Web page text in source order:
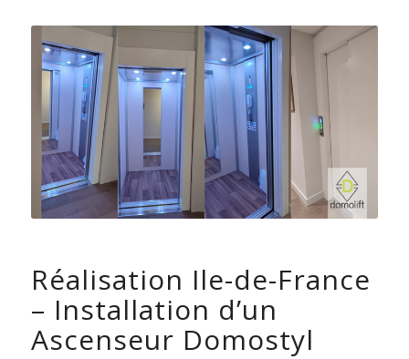
Réalisation Ile-de-France
– Installation d’un
Ascenseur Domostyl